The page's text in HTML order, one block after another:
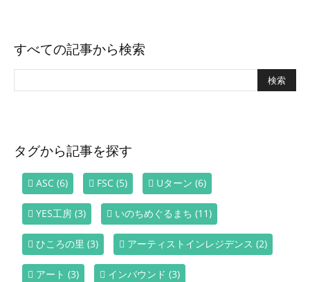
すべての記事から検索
タグから記事を探す
ASC (6) FSC (5) Uターン (6)
YES工房 (3) いのちめぐるまち (11)
ひころの里 (3) アーティストインレジデンス (2)
アート (3) インバウンド (3)